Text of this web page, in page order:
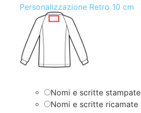
Personalizzazione Retro 10 cm
Nomi e scritte stampate
Nomi e scritte ricamate